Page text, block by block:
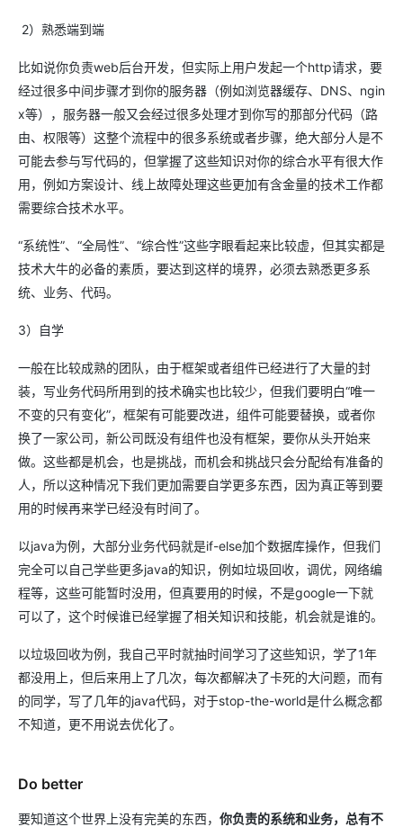
2）熟悉端到端
比如说你负责web后台开发，但实际上用户发起一个http请求，要
经过很多中间步骤才到你的服务器（例如浏览器缓存、DNS、ngin
x等），服务器一般又会经过很多处理才到你写的那部分代码（路
由、权限等）这整个流程中的很多系统或者步骤，绝大部分人是不
可能去参与写代码的，但掌握了这些知识对你的综合水平有很大作
用，例如方案设计、线上故障处理这些更加有含金量的技术工作都
需要综合技术水平。
“系统性”、“全局性”、“综合性”这些字眼看起来比较虚，但其实都是
技术大牛的必备的素质，要达到这样的境界，必须去熟悉更多系
统、业务、代码。
3）自学
一般在比较成熟的团队，由于框架或者组件已经进行了大量的封
装，写业务代码所用到的技术确实也比较少，但我们要明白“唯一
不变的只有变化”，框架有可能要改进，组件可能要替换，或者你
换了一家公司，新公司既没有组件也没有框架，要你从头开始来
做。这些都是机会，也是挑战，而机会和挑战只会分配给有准备的
人，所以这种情况下我们更加需要自学更多东西，因为真正等到要
用的时候再来学已经没有时间了。
以java为例，大部分业务代码就是if-else加个数据库操作，但我们
完全可以自己学些更多java的知识，例如垃圾回收，调优，网络编
程等，这些可能暂时没用，但真要用的时候，不是google一下就
可以了，这个时候谁已经掌握了相关知识和技能，机会就是谁的。
以垃圾回收为例，我自己平时就抽时间学习了这些知识，学了1年
都没用上，但后来用上了几次，每次都解决了卡死的大问题，而有
的同学，写了几年的java代码，对于stop-the-world是什么概念都
不知道，更不用说去优化了。
Do better
要知道这个世界上没有完美的东西， 你负责的系统和业务，总有不